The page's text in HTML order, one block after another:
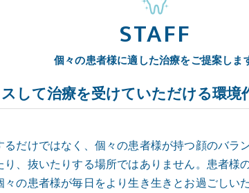
個々の患者様に適した治療をご提案しま
STAFF
して治療を受けていただける環境
だけではなく、個々の患者様が持つ顔のバ
、抜いたりする場所ではありません。患者
の患者様が毎日をより生き生きとお過ごしい